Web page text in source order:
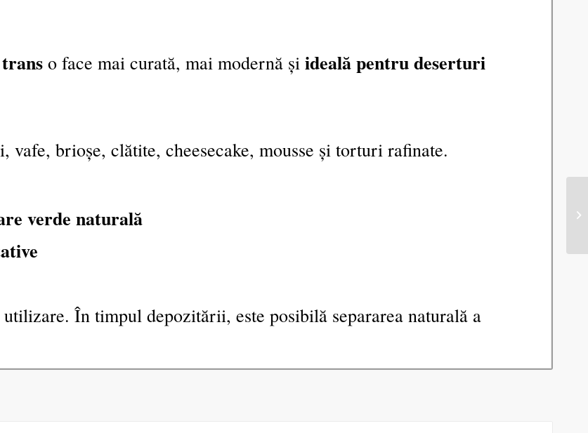
o face mai curată, mai modernă și ideală pentru deserturi
vafe, brioșe, clătite, cheesecake, mousse și torturi rafinate.
verde naturală
În timpul depozitării, este posibilă separarea naturală a